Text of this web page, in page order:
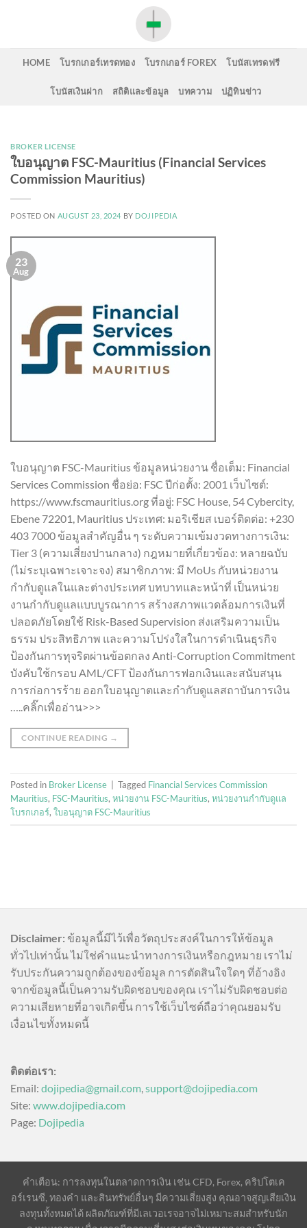
HOME โบรกเกอร์เทรดทอง โบรกเกอร์ FOREX โบนัสเทรดฟรี
โบนัสเงินฝาก สถิติและข้อมูล บทความ ปฏิทินข่าว
BROKER LICENSE
ใบอนุญาต FSC-Mauritius (Financial Services
Commission Mauritius)
POSTED ON AUGUST 23, 2024 BY DOJIPEDIA
23
Aug
ใบอนุญาต FSC-Mauritius ข้อมูลหน่วยงาน ชื่อเต็ม: Financial
Services Commission ชื่อย่อ: FSC ปีก่อตั้ง: 2001 เว็บไซต์:
https://www.fscmauritius.org ที่อยู่: FSC House, 54 Cybercity,
Ebene 72201, Mauritius ประเทศ: มอริเชียส เบอร์ติดต่อ: +230
403 7000 ข้อมูลสำคัญอื่น ๆ ระดับความเข้มงวดทางการเงิน:
Tier 3 (ความเสี่ยงปานกลาง) กฎหมายที่เกี่ยวข้อง: หลายฉบับ
(ไม่ระบุเฉพาะเจาะจง) สมาชิกภาพ: มี MoUs กับหน่วยงาน
กำกับดูแลในและต่างประเทศ บทบาทและหน้าที่ เป็นหน่วย
งานกำกับดูแลแบบบูรณาการ สร้างสภาพแวดล้อมการเงินที่
ปลอดภัยโดยใช้ Risk-Based Supervision ส่งเสริมความเป็น
ธรรม ประสิทธิภาพ และความโปร่งใสในการดำเนินธุรกิจ
ป้องกันการทุจริตผ่านข้อตกลง Anti-Corruption Commitment
บังคับใช้กรอบ AML/CFT ป้องกันการฟอกเงินและสนับสนุน
การก่อการร้าย ออกใบอนุญาตและกำกับดูแลสถาบันการเงิน
…..คลิ๊กเพื่ออ่าน>>>
CONTINUE READING →
Posted in Broker License Tagged Financial Services Commission
Mauritius, FSC-Mauritius, หน่วยงาน FSC-Mauritius, หน่วยงานกำกับดูแล
โบรกเกอร์, ใบอนุญาต FSC-Mauritius
Disclaimer: ข้อมูลนี้มีไว้เพื่อวัตถุประสงค์ในการให้ข้อมูล
ทั่วไปเท่านั้น ไม่ใช่คำแนะนำทางการเงินหรือกฎหมาย เราไม่
รับประกันความถูกต้องของข้อมูล การตัดสินใจใดๆ ที่อ้างอิง
จากข้อมูลนี้เป็นความรับผิดชอบของคุณ เราไม่รับผิดชอบต่อ
ความเสียหายที่อาจเกิดขึ้น การใช้เว็บไซต์ถือว่าคุณยอมรับ
เงื่อนไขทั้งหมดนี้
ติดต่อเรา:
Email: dojipedia@gmail.com,support@dojipedia.com
Site: www.dojipedia.com
Page: Dojipedia
คำเตือน: การลงทุนในตลาดการเงิน เช่น CFD, Forex, คริปโตเค
อร์เรนซี, ทองคำ และสินทรัพย์อื่นๆ มีความเสี่ยงสูง คุณอาจสูญเสียเงิน
ลงทุนทั้งหมดได้ ผลิตภัณฑ์ที่มีเลเวอเรจอาจไม่เหมาะสมสำหรับนัก